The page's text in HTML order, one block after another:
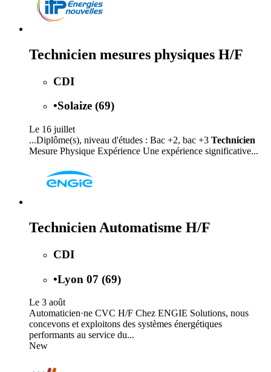
Technicien mesures physiques H/F
CDI
•Solaize (69)
Le 16 juillet
...Diplôme(s), niveau d'études : Bac +2, bac +3 Technicien
Mesure Physique Expérience Une expérience significative...
Technicien Automatisme H/F
CDI
•Lyon 07 (69)
Le 3 août
Automaticien·ne CVC H/F Chez ENGIE Solutions, nous
concevons et exploitons des systèmes énergétiques
performants au service du...
New